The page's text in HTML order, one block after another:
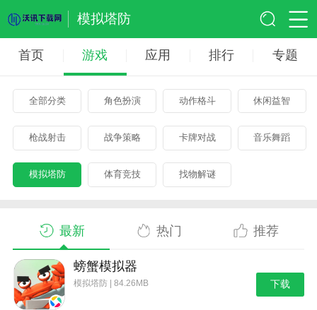
模拟塔防
首页 游戏 应用 排行 专题
全部分类 角色扮演 动作格斗 休闲益智
枪战射击 战争策略 卡牌对战 音乐舞蹈
模拟塔防 体育竞技 找物解谜
最新 热门 推荐
螃蟹模拟器
模拟塔防 | 84.26MB 下载